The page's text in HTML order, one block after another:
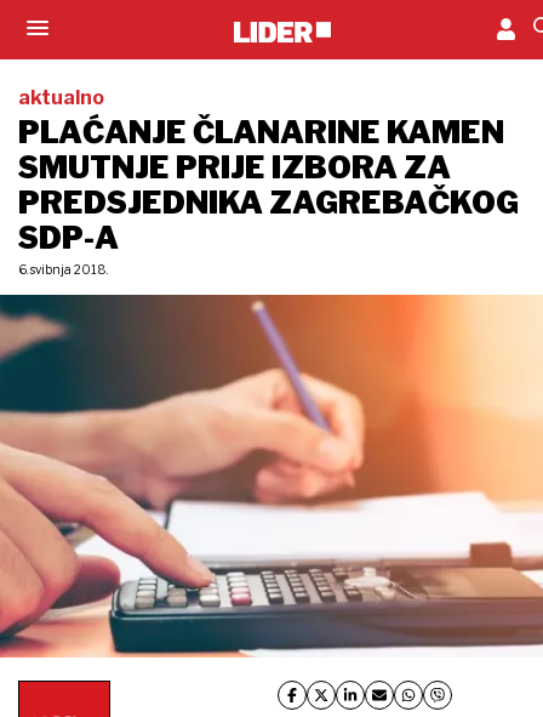
aktualno
PLAĆANJE ČLANARINE KAMEN
SMUTNJE PRIJE IZBORA ZA
PREDSJEDNIKA ZAGREBAČKOG
SDP-A
6. svibnja 2018.